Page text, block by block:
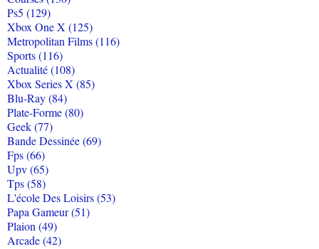
Ps5 (129)
Xbox One X (125)
Metropolitan Films (116)
Sports (116)
Actualité (108)
Xbox Series X (85)
Blu-Ray (84)
Plate-Forme (80)
Geek (77)
Bande Dessinée (69)
Fps (66)
Upv (65)
Tps (58)
L'école Des Loisirs (53)
Papa Gameur (51)
Plaion (49)
Arcade (42)